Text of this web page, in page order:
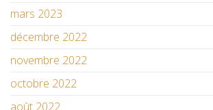
mars 2023
décembre 2022
novembre 2022
octobre 2022
août 2022